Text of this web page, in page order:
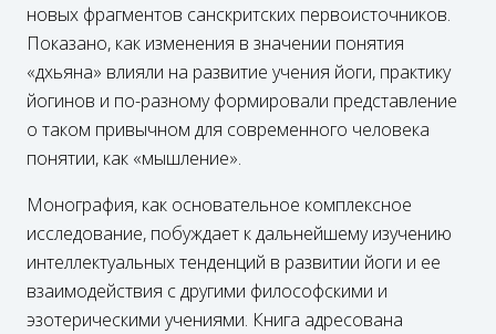
новых фрагментов санскритских первоисточников.
Показано, как изменения в значении понятия
«дхьяна» влияли на развитие учения йоги, практику
йогинов и по-разному формировали представление
о таком привычном для современного человека
понятии, как «мышление».
Монография, как основательное комплексное
исследование, побуждает к дальнейшему изучению
интеллектуальных тенденций в развитии йоги и ее
взаимодействия с другими философскими и
эзотерическими учениями. Книга адресована